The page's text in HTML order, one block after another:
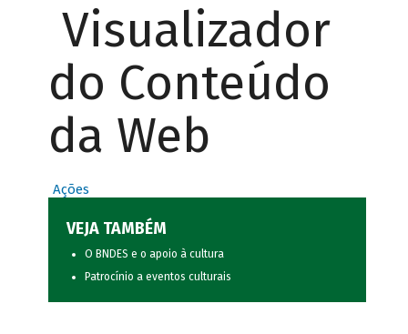
Visualizador
do Conteúdo
da Web
Ações
VEJA TAMBÉM
O BNDES e o apoio à cultura
Patrocínio a eventos culturais